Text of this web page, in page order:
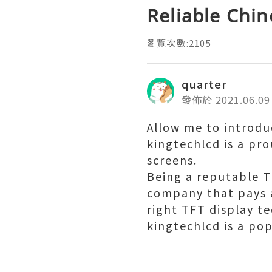
Reliable
瀏覽次數:2105
quarter
發佈於 2021.06.09
Allow me to
kingtechlcd is a
screens.
Being a reputable
company that
right TFT display
kingtechlcd is a